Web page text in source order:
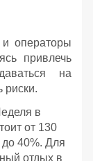
операторы
привлечь
на
риски.
в
от 130
до 40%. Для
отдых в